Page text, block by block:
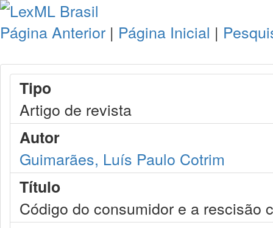
Página Anterior | Página Inicial |
Tipo
Artigo de revista
Autor
Guimarães, Luís Paulo Cotrim
Título
Código do consumidor e a rescisão